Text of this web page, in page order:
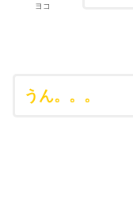
ヨコ
うん。。。